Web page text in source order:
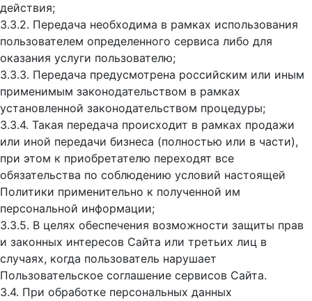
действия;
3.3.2. Передача необходима в рамках использования
пользователем определенного сервиса либо для
оказания услуги пользователю;
3.3.3. Передача предусмотрена российским или иным
применимым законодательством в рамках
установленной законодательством процедуры;
3.3.4. Такая передача происходит в рамках продажи
или иной передачи бизнеса (полностью или в части),
при этом к приобретателю переходят все
обязательства по соблюдению условий настоящей
Политики применительно к полученной им
персональной информации;
3.3.5. В целях обеспечения возможности защиты прав
и законных интересов Сайта или третьих лиц в
случаях, когда пользователь нарушает
Пользовательское соглашение сервисов Сайта.
3.4. При обработке персональных данных